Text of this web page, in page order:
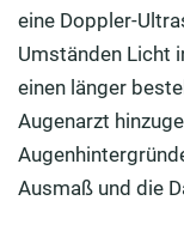
eine Doppler-
Umständen Licht
einen länger
Augenarzt
Ausmaß und die